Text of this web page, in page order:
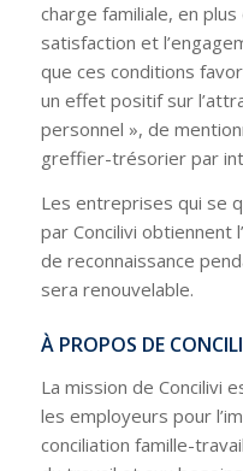
charge familiale, en
satisfaction et
que ces conditions
un effet positif sur
personnel », de
greffier-trésorier par
Les entreprises qui se
par Concilivi obtiennent
de reconnaissance
sera renouvelable.
À PROPOS DE
La mission de Concilivi
les employeurs pour
conciliation famille-